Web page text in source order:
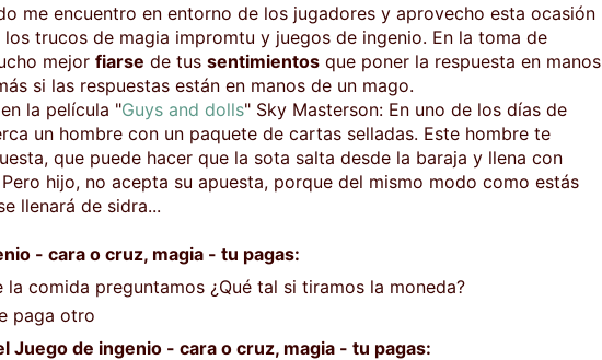
me encuentro en entorno de los jugadores y aprovecho esta ocasión
trucos de magia impromtu y juegos de ingenio. En la toma de
mejor fiarse de tus sentimientos que poner la respuesta en manos
si las respuestas están en manos de un mago.
la película "Guys and dolls" Sky Masterson: En uno de los días de
un hombre con un paquete de cartas selladas. Este hombre te
que puede hacer que la sota salta desde la baraja y llena con
hijo, no acepta su apuesta, porque del mismo modo como estás
llenará de sidra...
- cara o cruz, magia - tu pagas:
la comida preguntamos ¿Qué tal si tiramos la moneda?
paga otro
Juego de ingenio - cara o cruz, magia - tu pagas: